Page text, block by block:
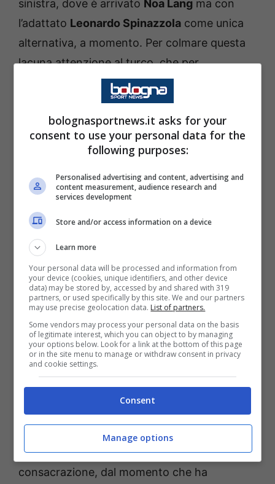
sinistra, dove è arrivato Noa Lang ma con
l’adattato Leonardo Spinazzola come unica
alternativa, a momento. Per colmare questa
lacuna attenzione al turco, che per
caratteristiche ha tutto ciò che serve ad
. Andiamo a vedere, da questo
punto di vista, le ultime notizie che arrivano
dal momento che possono essere
Napoli, freccia turca per
Antonio Conte: le ultime
notizie
Per quanto l’ex Romal’anno scorso sia stato
prezioso quando si è adattato in quel ruolo,
Conte è difficile che si possa accontentare di
una condizione di questo tipo. Per questo per
Napoli potrebbe tornare di attualità il nome
Karem Akturkoglu, fortissima ala sinistra
turca di proprietà del
ciò che serve agli azzurri. Velocità, fantasia,
capacità di fornire assist ed un innato senso
del gol. L’ultima annata è stata quella della sua
consacrazione, dal momento che ha
bolognasportnews.it asks for your
consent to use your personal data for the
following purposes:
Personalised advertising and content, advertising and
content measurement, audience research and
services development
Store and/or access information on a device
Learn more
Your personal data will be processed and information from
your device (cookies, unique identifiers, and other device
data) may be stored by, accessed by and shared with 319
partners, or used specifically by this site. We and our partners
may use precise geolocation data. List of partners.
Some vendors may process your personal data on the basis
of legitimate interest, which you can object to by managing
your options below. Look for a link at the bottom of this page
or in the site menu to manage or withdraw consent in privacy
and cookie settings.
Consent
Manage options